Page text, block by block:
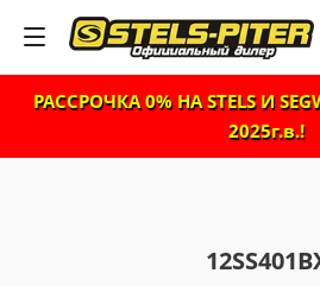
РАССРОЧКА 0% НА STELS И
2025г.в.!